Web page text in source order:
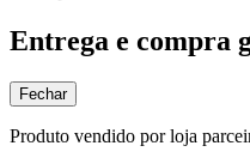
Entrega e compra
Fechar
Produto vendido por loja